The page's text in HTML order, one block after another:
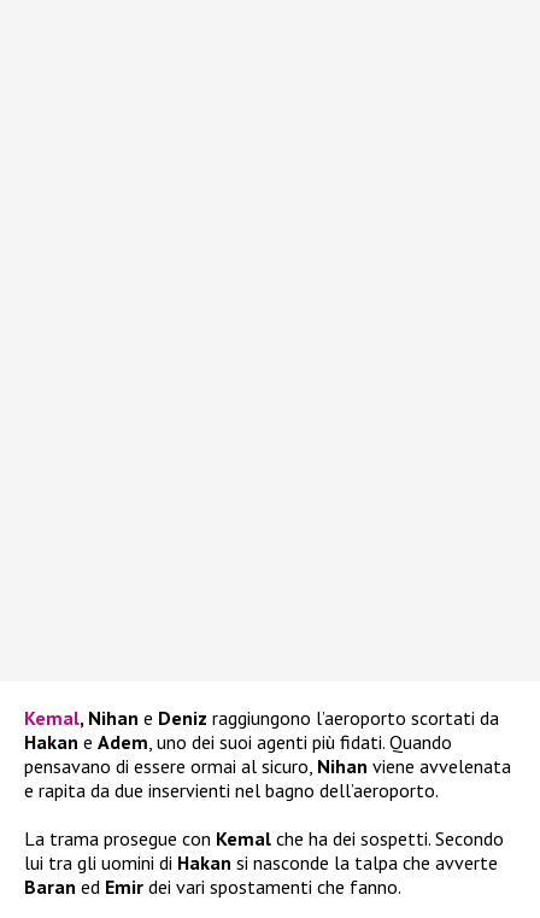
Kemal, Nihan e Deniz raggiungono l’aeroporto scortati da
Hakan e Adem , uno dei suoi agenti più fidati. Quando
pensavano di essere ormai al sicuro, Nihan viene avvelenata
e rapita da due inservienti nel bagno dell’aeroporto.
La trama prosegue con Kemal che ha dei sospetti. Secondo
lui tra gli uomini di Hakan si nasconde la talpa che avverte
Baran ed Emir dei vari spostamenti che fanno.